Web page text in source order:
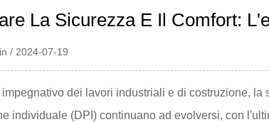
La Sicurezza E Il Comfort:
/ 2024-07-19
impegnativo dei lavori industriali e di costruzione,
individuale (DPI) continuano ad evolversi, con